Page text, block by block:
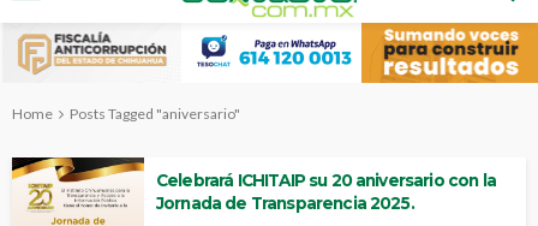
Home Posts Tagged "aniversario"
Celebrará ICHITAIP su 20 aniversario con la
Jornada de Transparencia 2025.